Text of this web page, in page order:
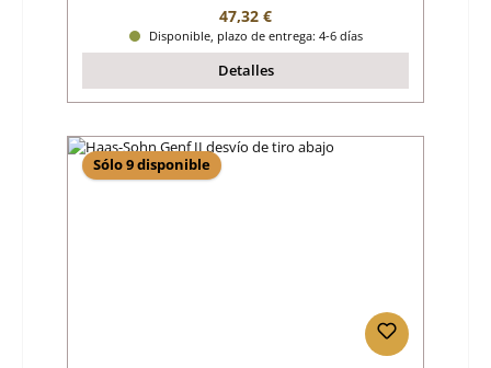
Precio normal:
47,32 €
Disponible, plazo de entrega: 4-6 días
Detalles
Sólo 9 disponible